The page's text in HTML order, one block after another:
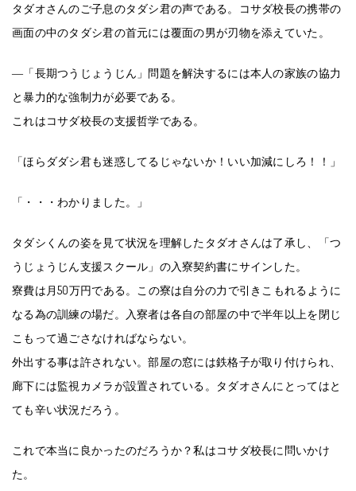
タダオさんのご子息のタダシ君の声である。コサダ校長の携帯の
画面の中のタダシ君の首元には覆面の男が刃物を添えていた。
―「長期つうじょうじん」問題を解決するには本人の家族の協力
と暴力的な強制力が必要である。
これはコサダ校長の支援哲学である。
「ほらダダシ君も迷惑してるじゃないか！いい加減にしろ！！」
「・・・わかりました。」
タダシくんの姿を見て状況を理解したタダオさんは了承し、「つ
うじょうじん支援スクール」の入寮契約書にサインした。
寮費は月50万円である。この寮は自分の力で引きこもれるように
なる為の訓練の場だ。入寮者は各自の部屋の中で半年以上を閉じ
こもって過ごさなければならない。
外出する事は許されない。部屋の窓には鉄格子が取り付けられ、
廊下には監視カメラが設置されている。タダオさんにとってはと
ても辛い状況だろう。
これで本当に良かったのだろうか？私はコサダ校長に問いかけ
た。